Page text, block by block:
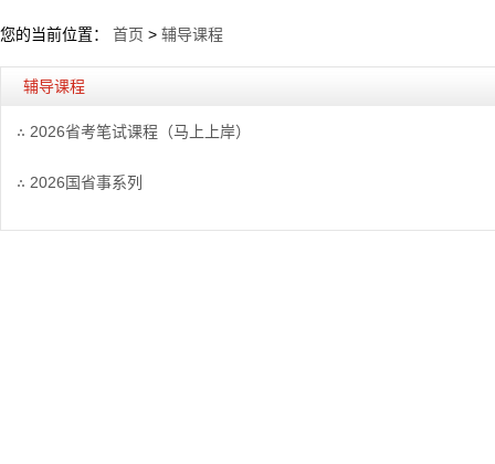
您的当前位置： 首页 > 辅导课程
辅导课程
2026省考笔试课程（马上上岸）
2026国省事系列